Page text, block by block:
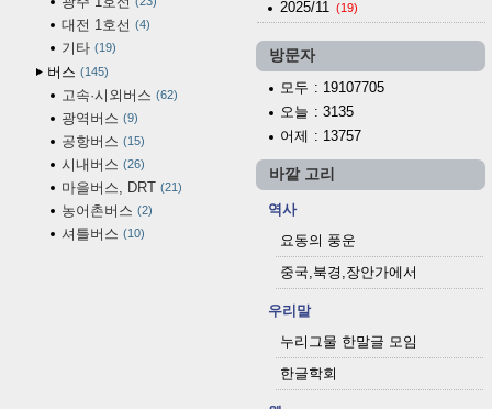
대전 1호선 4
기타 19
버스 145
고속·시외버스 62
광역버스 9
공항버스 15
시내버스 26
마을버스, DRT 21
농어촌버스 2
셔틀버스 10
2025/11 (19)
방문자
모두 : 19107705
오늘 : 3135
어제 : 13757
바깥 고리
역사
요동의 풍운
중국,북경,장안가에서
우리말
누리그물 한말글 모임
한글학회